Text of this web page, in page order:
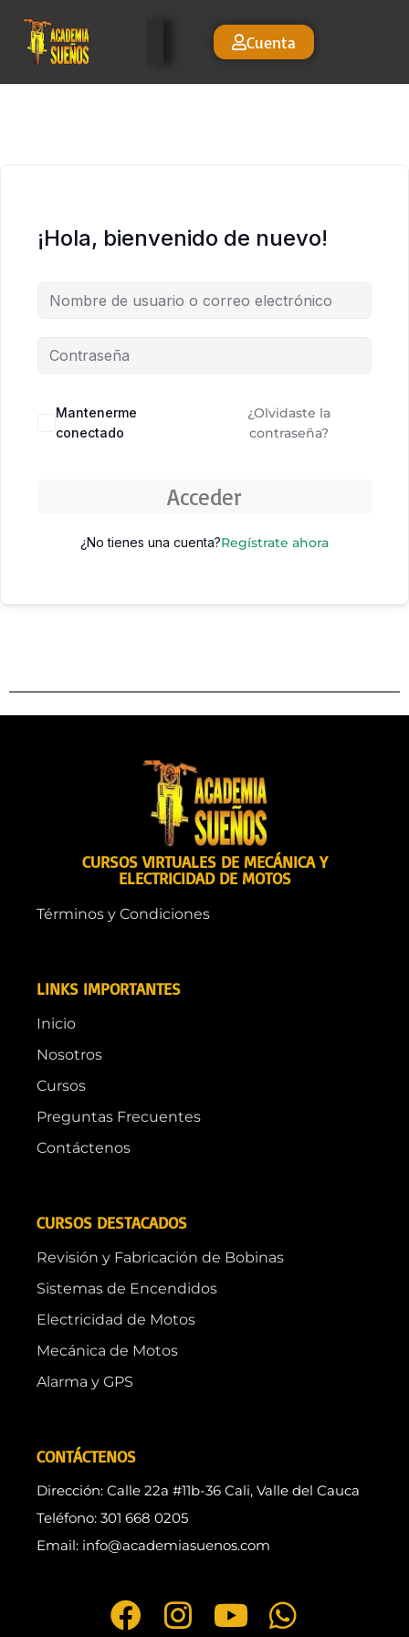
Cuenta
¡Hola, bienvenido de nuevo!
Mantenerme
conectado
¿Olvidaste la
contraseña?
Acceder
¿No tienes una cuenta?Regístrate ahora
CURSOS VIRTUALES DE MECÁNICA Y
ELECTRICIDAD DE MOTOS
Términos y Condiciones
LINKS IMPORTANTES
Inicio
Nosotros
Cursos
Preguntas Frecuentes
Contáctenos
CURSOS DESTACADOS
Revisión y Fabricación de Bobinas
Sistemas de Encendidos
Electricidad de Motos
Mecánica de Motos
Alarma y GPS
CONTÁCTENOS
Dirección: Calle 22a #11b-36 Cali, Valle del Cauca
Teléfono: 301 668 0205
Email: info@academiasuenos.com